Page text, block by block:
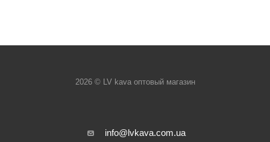
2026 © LV kava оптовый магазин
info@lvkava.com.ua